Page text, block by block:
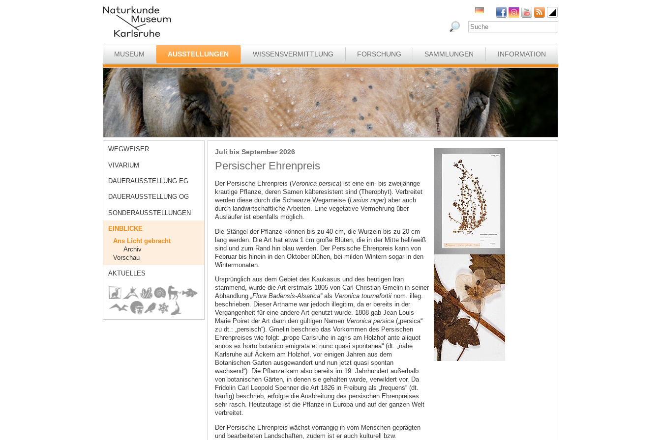
MUSEUM AUSSTELLUNGEN WISSENSVERMITTLUNG FORSCHUNG SAMMLUNGEN INFORMATION
WEGWEISER
VIVARIUM
DAUERAUSSTELLUNG EG
DAUERAUSSTELLUNG OG
SONDERAUSSTELLUNGEN
EINBLICKE
Ans Licht gebracht
Archiv
Vorschau
AKTUELLES
Juli bis September 2026
Persischer Ehrenpreis
Der Persische Ehrenpreis (Veronica persica) ist eine ein- bis zweijährige
krautige Pflanze, deren Samen kälteresistent sind (Therophyt). Verbreitet
werden diese durch die Schwarze Wegameise (Lasius niger) aber auch
durch landwirtschaftliche Arbeiten. Eine vegetative Vermehrung über
Ausläufer ist ebenfalls möglich.
Die Stängel der Pflanze können bis zu 40 cm, die Wurzeln bis zu 20 cm
lang werden. Die Art hat etwa 1 cm große Blüten, die in der Mitte hell/weiß
sind und zum Rand hin blau werden. Der Persische Ehrenpreis kann von
Februar bis hinein in den Oktober blühen, bei milden Wintern sogar in den
Wintermonaten.
Ursprünglich aus dem Gebiet des Kaukasus und des heutigen Iran
stammend, wurde die Art erstmals 1805 von Carl Christian Gmelin in seiner
Abhandlung„Flora Badensis-Alsatica“ als Veronica tournefortii nom. illeg.
beschrieben. Dieser Artname war jedoch illegitim, da er bereits in der
Vergangenheit für eine andere Art genutzt wurde. 1808 gab Jean Louis
Marie Poiret der Art dann den gültigen Namen Veronica persica(„persica“
zu dt.: „persisch“). Gmelin beschrieb das Vorkommen des Persischen
Ehrenpreises wie folgt: „prope Carlsruhe in agris am Holzhof ante aliquot
annos ex horto botanico emigrata et nunc quasi spontanea“ (dt: „nahe
Karlsruhe auf Äckern am Holzhof, vor einigen Jahren aus dem
Botanischen Garten ausgewandert und nun jetzt quasi spontan
wachsend“). Die Pflanze kam also bereits im 19. Jahrhundert außerhalb
von botanischen Gärten, in denen sie gehalten wurde, verwildert vor. Da
Fridolin Carl Leopold Spenner die Art 1826 in Freiburg als „frequens“ (dt.
häufig) beschrieb, erfolgte die Ausbreitung des persischen Ehrenpreises
sehr rasch. Heutzutage ist die Pflanze in Europa und auf der ganzen Welt
verbreitet.
Der Persische Ehrenpreis wächst vorrangig in vom Menschen geprägten
und bearbeiteten Landschaften, zudem ist er auch kulturell bzw.